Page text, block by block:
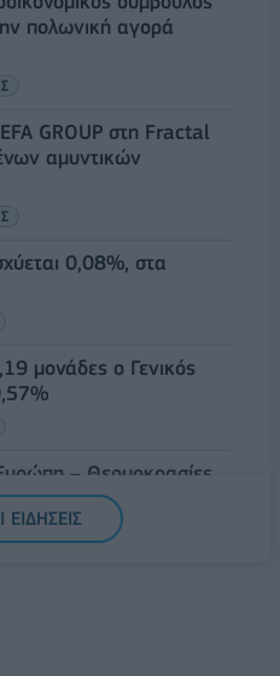
πολωνική αγορά
GROUP στη Fractal
αμυντικών
0,08%, στα
μονάδες ο Γενικός
– Θερμοκρασίες
και Βαλκάνια
ΕΙΔΗΣΕΙΣ